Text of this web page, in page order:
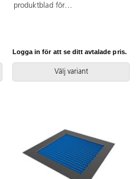
produktblad för
användas. Den senaste versionen
Inkluderar markförankring K16.
Logga in för att se ditt avtalade pris.
Välj variant